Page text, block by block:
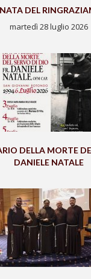
DEL
martedì 28 luglio 2026
DELLA MORTE
DANIELE NATALE